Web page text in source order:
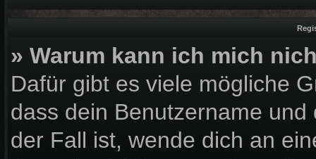
» Warum kann ich mich
Dafür gibt es viele mögliche
dass dein Benutzername
der Fall ist, wende dich an